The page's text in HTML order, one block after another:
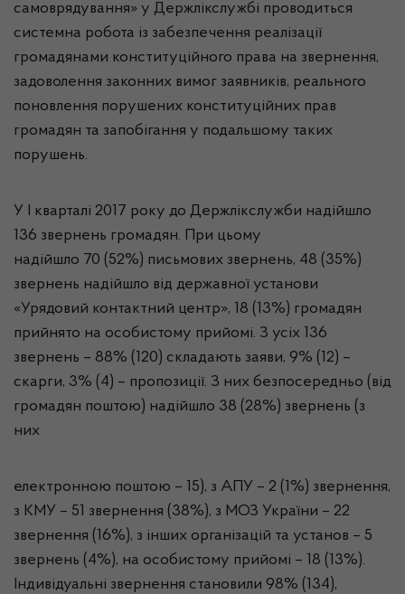
самоврядування» у Держлікслужбі проводиться
системна робота із забезпечення реалізації
громадянами конституційного права на звернення,
задоволення законних вимог заявників, реального
поновлення порушених конституційних прав
громадян та запобігання у подальшому таких
порушень.
У І кварталі 2017 року до Держлікcлужби надійшло
136 звернень громадян. При цьому
надійшло 70 (52%) письмових звернень, 48 (35%)
звернень надійшло від державної установи
«Урядовий контактний центр», 18 (13%) громадян
прийнято на особистому прийомі. З усіх 136
звернень – 88% (120) складають заяви, 9% (12) –
скарги, 3% (4) – пропозиції. З них безпосередньо (від
громадян поштою) надійшло 38 (28%) звернень (з
них
електронною поштою – 15), з АПУ – 2 (1%) звернення,
з КМУ – 51 звернення (38%), з МОЗ України – 22
звернення (16%), з інших організацій та установ – 5
звернень (4%), на особистому прийомі – 18 (13%).
Індивідуальні звернення становили 98% (134),